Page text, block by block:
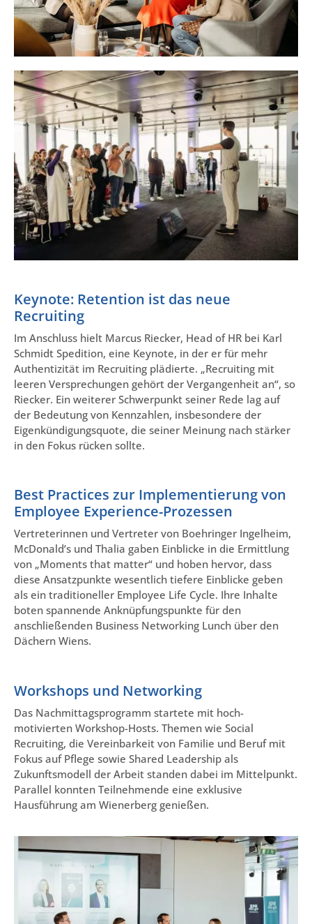
Keynote: Retention ist das neue
Recruiting
Im Anschluss hielt Marcus Riecker, Head of HR bei Karl
Schmidt Spedition, eine Keynote, in der er für mehr
Authentizität im Recruiting plädierte. „Recruiting mit
leeren Versprechungen gehört der Vergangenheit an“, so
Riecker. Ein weiterer Schwerpunkt seiner Rede lag auf
der Bedeutung von Kennzahlen, insbesondere der
Eigenkündigungsquote, die seiner Meinung nach stärker
in den Fokus rücken sollte.
Best Practices zur Implementierung von
Employee Experience-Prozessen
Vertreterinnen und Vertreter von Boehringer Ingelheim,
McDonald’s und Thalia gaben Einblicke in die Ermittlung
von „Moments that matter“ und hoben hervor, dass
diese Ansatzpunkte wesentlich tiefere Einblicke geben
als ein traditioneller Employee Life Cycle. Ihre Inhalte
boten spannende Anknüpfungspunkte für den
anschließenden Business Networking Lunch über den
Dächern Wiens.
Workshops und Networking
Das Nachmittagsprogramm startete mit hoch-
motivierten Workshop-Hosts. Themen wie Social
Recruiting, die Vereinbarkeit von Familie und Beruf mit
Fokus auf Pflege sowie Shared Leadership als
Zukunftsmodell der Arbeit standen dabei im Mittelpunkt.
Parallel konnten Teilnehmende eine exklusive
Hausführung am Wienerberg genießen.